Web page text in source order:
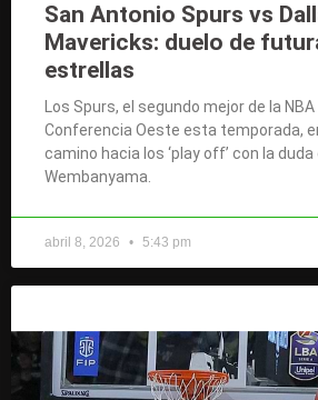
San Antonio Spurs vs
Mavericks: duelo de
estrellas
Los Spurs, el segundo mejor de la NBA
Conferencia Oeste esta temporada,
camino hacia los ‘play off’ con la duda
Wembanyama.
abril 8, 2026 5:43 pm